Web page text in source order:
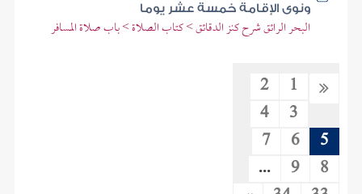
ونوى الإقامة خمسة عشر يوما
البحر الرائق شرح كنز الدقائق > كتاب الصلاة > باب صلاة المسافر
1
2
3
4
5
6
7
8
9
...